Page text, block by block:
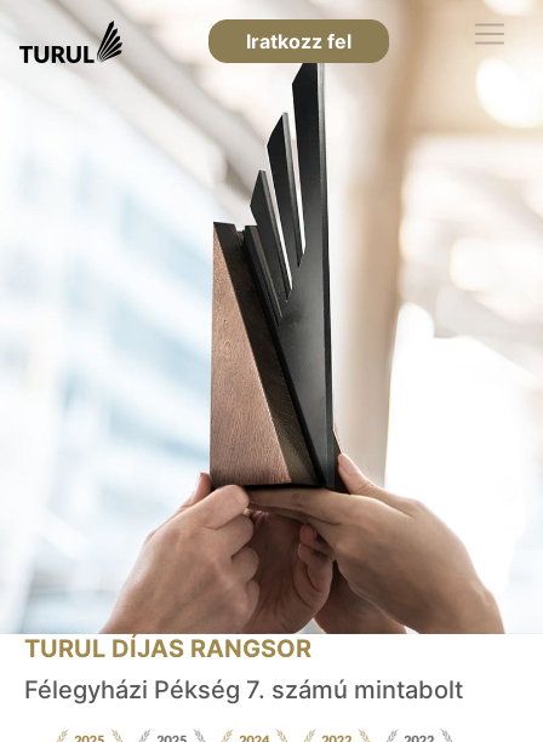
Iratkozz fel
TURUL DÍJAS RANGSOR
Félegyházi Pékség 7. számú mintabolt